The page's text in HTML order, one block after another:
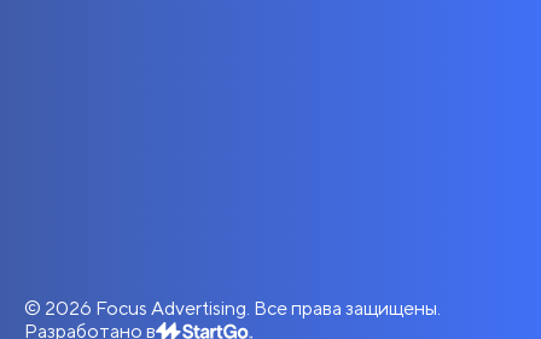
© 2026 Focus Advertising. Все права защищены.
Разработано в